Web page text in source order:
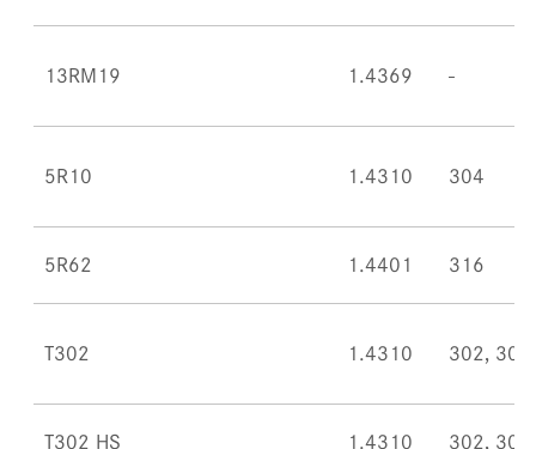
13RM19 1.4369
5R10 1.4310 304
5R62 1.4401 316
T302 1.4310 302, 304
T302 HS 1.4310 302, 304